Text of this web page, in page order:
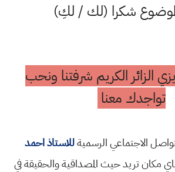
شكرا (لك / لكِ)
الزائر الكريم شرفتنا ونحب
تواجدك معنا
الاجتماعي الرسميةللاستاذ احمد
مكان تريد حيث المصداقية والحقيقة في